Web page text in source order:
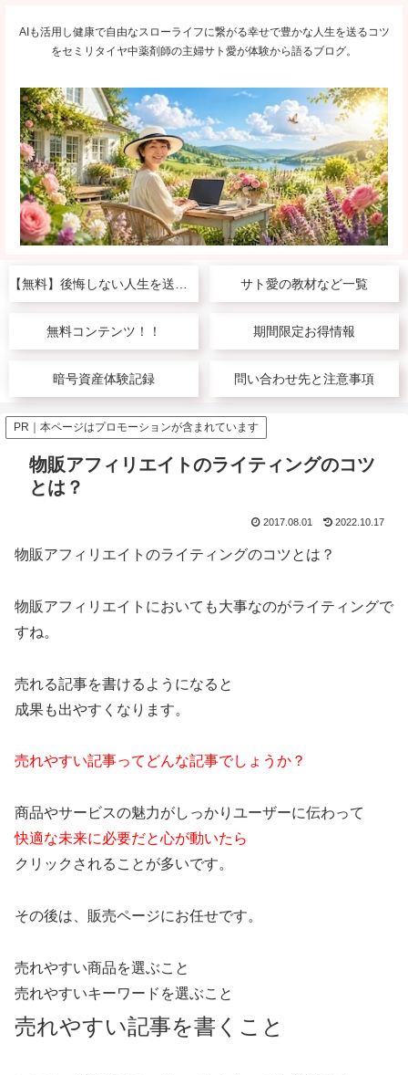
AIも活用し健康で自由なスローライフに繋がる幸せで豊かな人生を送るコツ
をセミリタイヤ中薬剤師の主婦サト愛が体験から語るブログ。
サト愛の教材など一覧
無料コンテンツ！！ 期間限定お得情報
暗号資産体験記録 問い合わせ先と注意事項
PR｜本ページはプロモーションが含まれています
物販アフィリエイトのライティングのコツ
とは？
2017.08.01 2022.10.17
物販アフィリエイトのライティングのコツとは？
物販アフィリエイトにおいても大事なのがライティングで
すね。
売れる記事を書けるようになると
成果も出やすくなります。
売れやすい記事ってどんな記事でしょうか？
商品やサービスの魅力がしっかりユーザーに伝わって
快適な未来に必要だと心が動いたら
クリックされることが多いです。
その後は、販売ページにお任せです。
売れやすい商品を選ぶこと
売れやすいキーワードを選ぶこと
売れやすい記事を書くこと